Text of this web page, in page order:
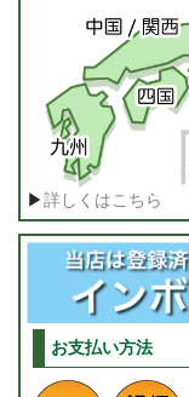
▶詳しくはこちら
お支払い方法